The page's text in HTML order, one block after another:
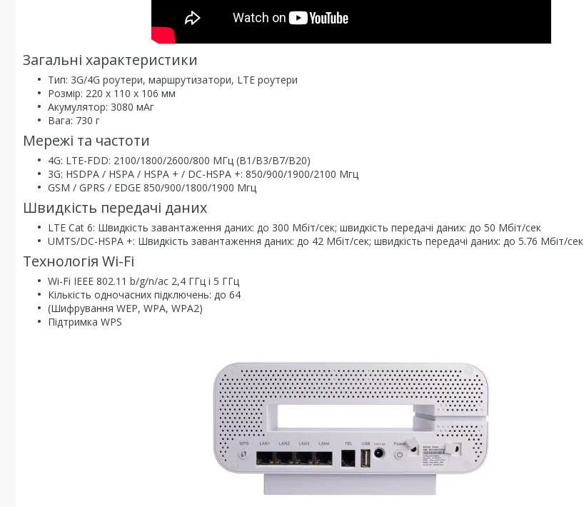
Загальні характеристики
Тип: 3G/4G роутери, маршрутизатори, LTE роутери
Розмір: 220 х 110 х 106 мм
Акумулятор: 3080 мАг
Вага: 730 г
Мережі та частоти
4G: LTE-FDD: 2100/1800/2600/800 МГц (B1/B3/B7/B20)
3G: HSDPA / HSPA / HSPA + / DC-HSPA +: 850/900/1900/2100 Мгц
GSM / GPRS / EDGE 850/900/1800/1900 Мгц
Швидкість передачі даних
LTE Cat 6: Швидкість завантаження даних: до 300 Мбіт/сек; швидкість передачі даних: до 50 Мбіт/сек
UMTS/DC-HSPA +: Швидкість завантаження даних: до 42 Мбіт/сек; швидкість передачі даних: до 5.76 Мбіт/сек
Технологія Wi-Fi
Wi-Fi IEEE 802.11 b/g/n/ac 2,4 ГГц і 5 ГГц
Кількість одночасних підключень: до 64
(Шифрування WEP, WPA, WPA2)
Підтримка WPS